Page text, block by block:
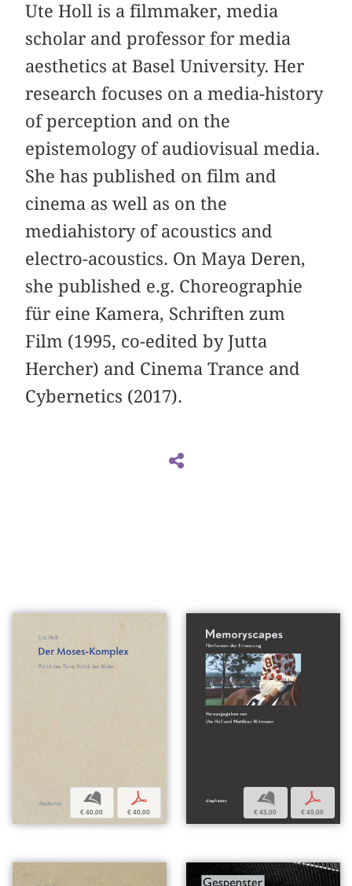
Ute Holl is a filmmaker, media
scholar and professor for media
aesthetics at Basel University. Her
research focuses on a media-history
of perception and on the
epistemology of audiovisual media.
She has published on film and
cinema as well as on the
mediahistory of acoustics and
electro-acoustics. On Maya Deren,
she published e.g. Choreographie
für eine Kamera, Schriften zum
Film (1995, co-edited by Jutta
Hercher) and Cinema Trance and
Cybernetics (2017).
b
€ 40,00
p
€ 40,00
b
€ 45,00
p
€ 45,00